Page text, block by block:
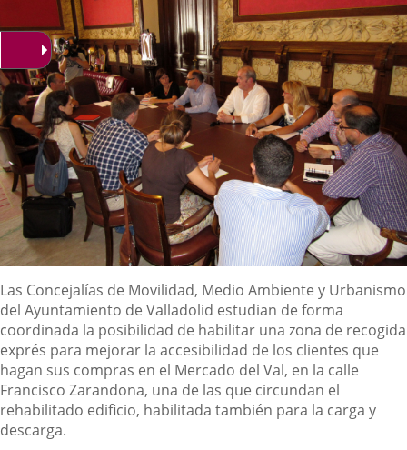
Descripción
Las Concejalías de Movilidad, Medio Ambiente y Urbanismo
del Ayuntamiento de Valladolid estudian de forma
coordinada la posibilidad de habilitar una zona de recogida
exprés para mejorar la accesibilidad de los clientes que
hagan sus compras en el Mercado del Val, en la calle
Francisco Zarandona, una de las que circundan el
rehabilitado edificio, habilitada también para la carga y
descarga.